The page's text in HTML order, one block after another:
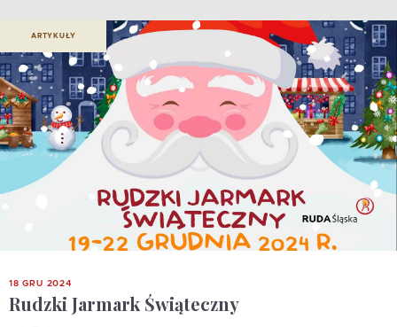
ARTYKUŁY
18 GRU 2024
Rudzki Jarmark Świąteczny